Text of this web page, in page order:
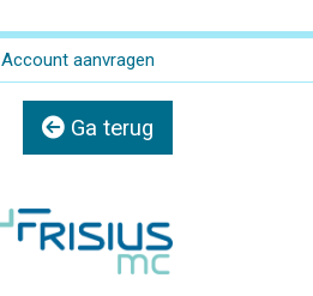
Account aanvragen
Ga terug